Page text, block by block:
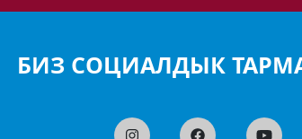
БИЗ СОЦИАЛДЫК